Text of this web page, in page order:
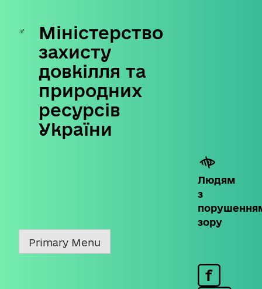
Skip
content
Міністерство
захисту
довкілля та
природних
ресурсів
України
Людям
з
зору
Primary Menu